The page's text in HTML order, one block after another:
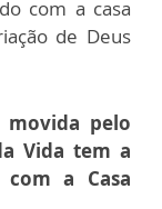
com a casa
de Deus
pelo
Vida tem a
a Casa